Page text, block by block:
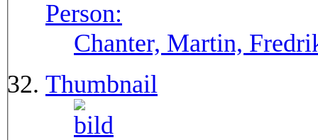
Person:
Chanter, Martin,
Thumbnail